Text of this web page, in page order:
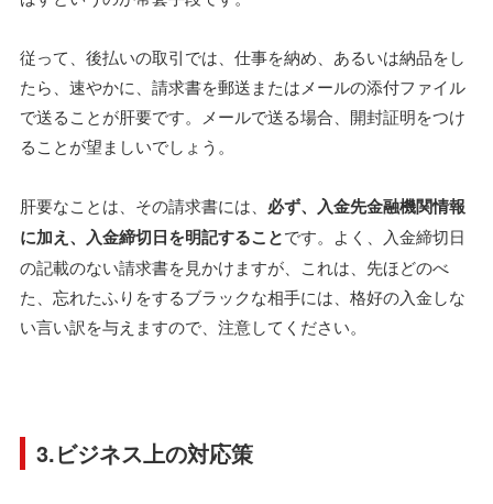
従って、後払いの取引では、仕事を納め、あるいは納品をし
たら、速やかに、請求書を郵送またはメールの添付ファイル
で送ることが肝要です。メールで送る場合、開封証明をつけ
ることが望ましいでしょう。
肝要なことは、その請求書には、 必ず、入金先金融機関情報
に加え、入金締切日を明記することです。よく、入金締切日
の記載のない請求書を見かけますが、これは、先ほどのべ
た、忘れたふりをするブラックな相手には、格好の入金しな
い言い訳を与えますので、注意してください。
3.ビジネス上の対応策